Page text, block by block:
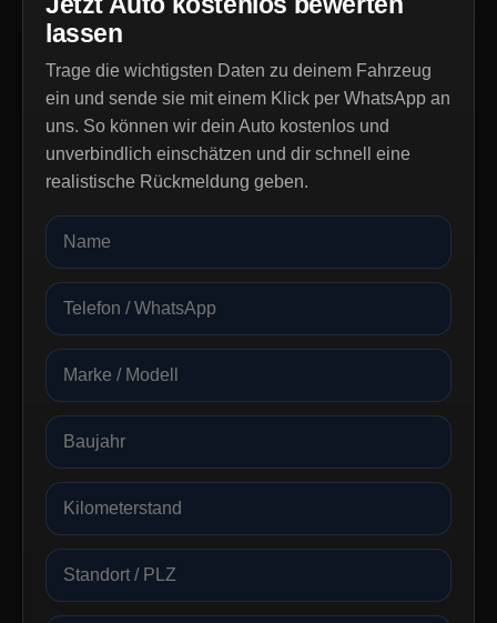
lassen
Trage die wichtigsten Daten zu deinem Fahrzeug
ein und sende sie mit einem Klick per WhatsApp an
uns. So können wir dein Auto kostenlos und
unverbindlich einschätzen und dir schnell eine
realistische Rückmeldung geben.